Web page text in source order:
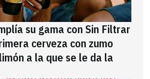
su gama con Sin Filtrar
cerveza con zumo
a la que se le da la